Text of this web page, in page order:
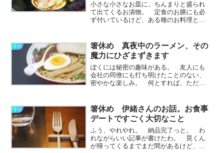
小さな小さなお皿に、ちんまりと盛られ
て出てくるお漬物。 定食のお膳にも必
ず付いているけど、ある種のお料理とふ
なぎには奈良漬け、海苔巻きには生姜の
甘酢漬けなんかがぴったり………………
～続きを読む～
小説
箸休め 真夜中のラーメン、その
魔力にひざまずきます
ぼくには秘密の趣味がある。 友人にも
会社の同僚にも打ち明けたことのない、
密やかな楽しみ。 何とすれば、ただひ
さんを除いて誰にも知らせたことのな
い、ぼくの趣味だ。 伊緒
さ………………～続きを読む～
小説
箸休め 伊緒さんのお話。お食事
デートですごく大切なこと
ふう、やれやれ。 納品完了っと。 わ
れながらいい記事が書けたわ。 晃くん
が帰ってくるまでまだ間があるけど、は